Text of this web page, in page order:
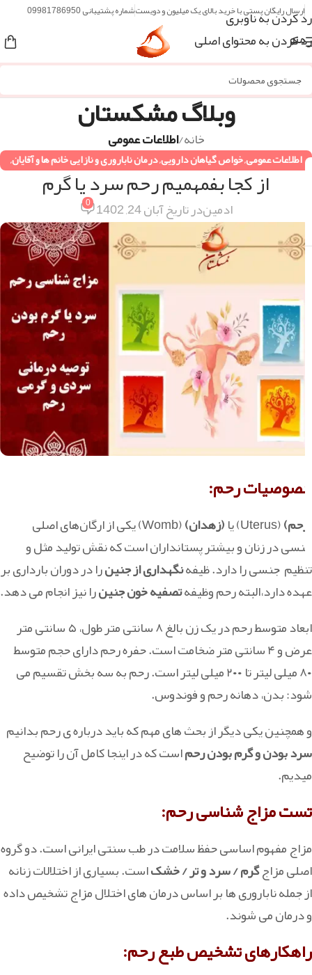
رد کردن به ناوبری
رد کردن به محتوای اصلی
ارسال رایگان پستی با خرید بالای یک میلیون و دویستشماره پشتیبانی 09981786950
منو
وبلاگ مشکستان
خانه/اطلاعات عمومی
اطلاعات عمومی,خواص گیاهان دارویی,درمان ناباروری و نازایی خانم ها و آقایان,
دستورات طب سنتی,مزاج شناسی, همه مقالات
از کجا بفمهمیم رحم سرد یا گرم
ادمیندر تاریخ آبان 24, 1402 0
خصوصیات رحم:
(رحم)(Uterus) یا (زهدان)
(Womb) یکی از ارگان‌های اصلی
جنسی در زنان و بیشتر پستانداران است که نقش تولید مثل و
تنظیم جنسی را دارد. ظیفهنگهداری ازجنینرا در دوران بارداری بر
عهده دارد،البته رحم وظیفهتصفیه خون جنینرا نیز انجام می دهد.
ابعاد متوسط رحم در یک زن بالغ ۸ سانتی متر طول، ۵ سانتی متر
عرض و ۴ سانتی متر ضخامت است. حفره رحم دارای حجم متوسط
۸۰ میلی لیتر تا ۲۰۰ میلی لیتر است. رحم به سه بخش تقسیم می
شود: بدن، دهانه رحم و فوندوس.
و همچنین یکی دیگر از بحث های مهم که باید درباره ی رحم بدانیم
سرد بودن و گرم بودن رحماست که در اینجا کامل آن را توضیح
میدیم.
تست مزاج شناسی رحم:
مزاج مفهوم اساسی حفظ سلامت در طب سنتی ایرانی است. دو گروه
اصلی مزاجگرم / سرد و تر / خشکاست. بسیاری از اختلالات زنانه
از جمله ناباروری ها بر اساس درمان های اختلال مزاج تشخیص داده
و درمان می شوند.
راهکارهای تشخیص طبع رحم: